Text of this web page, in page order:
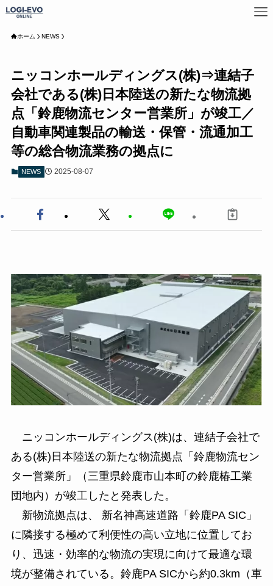
ホーム NEWS
ニッコンホールディングス(株)⇒連結子
会社である(株)日本陸送の新たな物流拠
点「鈴鹿物流センター営業所」が竣工／
自動車関連製品の輸送・保管・流通加工
等の総合物流業務の拠点に
NEWS 2025-08-07
ニッコンホールディングス(株)は、連結子会社で
ある(株)日本陸送の新たな物流拠点「鈴鹿物流セン
ター営業所」（三重県鈴鹿市山本町の鈴鹿椿工業
団地内）が竣工したと発表した。
新物流拠点は、 新名神高速道路「鈴鹿PA SIC」
に隣接する極めて利便性の高い立地に位置してお
り、迅速・効率的な物流の実現に向けて最適な環
境が整備されている。鈴鹿PA SICから約0.3km（車